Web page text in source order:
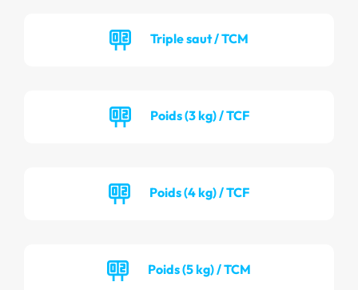
Triple saut / TCM
Poids (3 kg) / TCF
Poids (4 kg) / TCF
Poids (5 kg) / TCM